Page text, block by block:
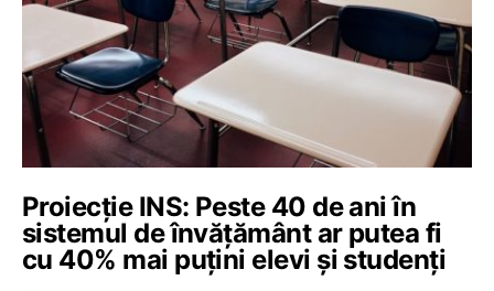
Proiecție INS: Peste 40 de ani în
sistemul de învățământ ar putea fi
cu 40% mai puțini elevi și studenți